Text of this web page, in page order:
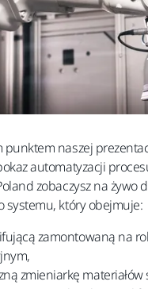
punktem naszej
automatyzacji
zobaczysz na żywo
systemu, który obejmuje:
zamontowaną na
zmieniarkę materiałów